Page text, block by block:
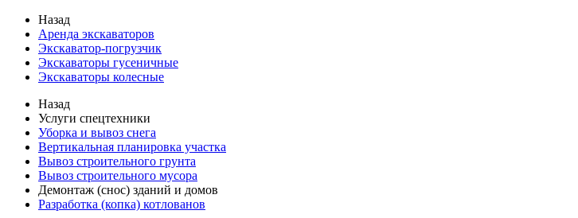
Назад
Аренда экскаваторов
Экскаватор-погрузчик
Экскаваторы гусеничные
Экскаваторы колесные
Назад
Услуги спецтехники
Уборка и вывоз снега
Вертикальная планировка участка
Вывоз строительного грунта
Вывоз строительного мусора
Демонтаж (снос) зданий и домов
Разработка (копка) котлованов